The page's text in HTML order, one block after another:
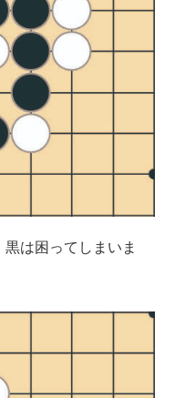
は困ってしまいま